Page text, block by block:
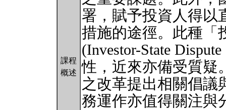
課程
概述
署，賦予投資人得以
措施的途徑。此種「
(Investor-State
性，近來亦備受質疑
之改革提出相關倡議
務運作亦值得關注與